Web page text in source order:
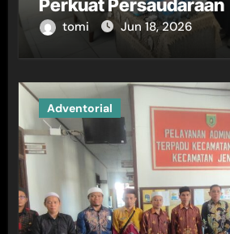
Perkuat Persaudaraan
tomi Jun 18, 2026
Adventorial